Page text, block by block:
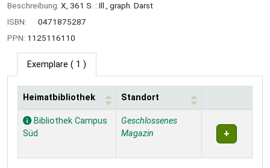
Beschreibung: X, 361 S. : Ill., graph. Darst
ISBN:
0471875287
PPN: 1125116110
Exemplare ( 1 )
Exemplare
Heimatbibliothek Standort
Bibliothek Campus
Süd
Geschlossenes
Magazin